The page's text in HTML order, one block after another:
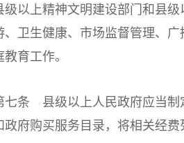
上精神文明建设部门和县级
、卫生健康、市场监督管理、
育工作。
县级以上人民政府应当制定
政府购买服务目录，将相关经